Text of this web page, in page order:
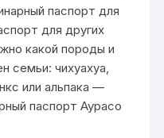
паспорт для
для других
какой породы и
семьи: чихуахуа,
или альпака —
паспорт Аурасо